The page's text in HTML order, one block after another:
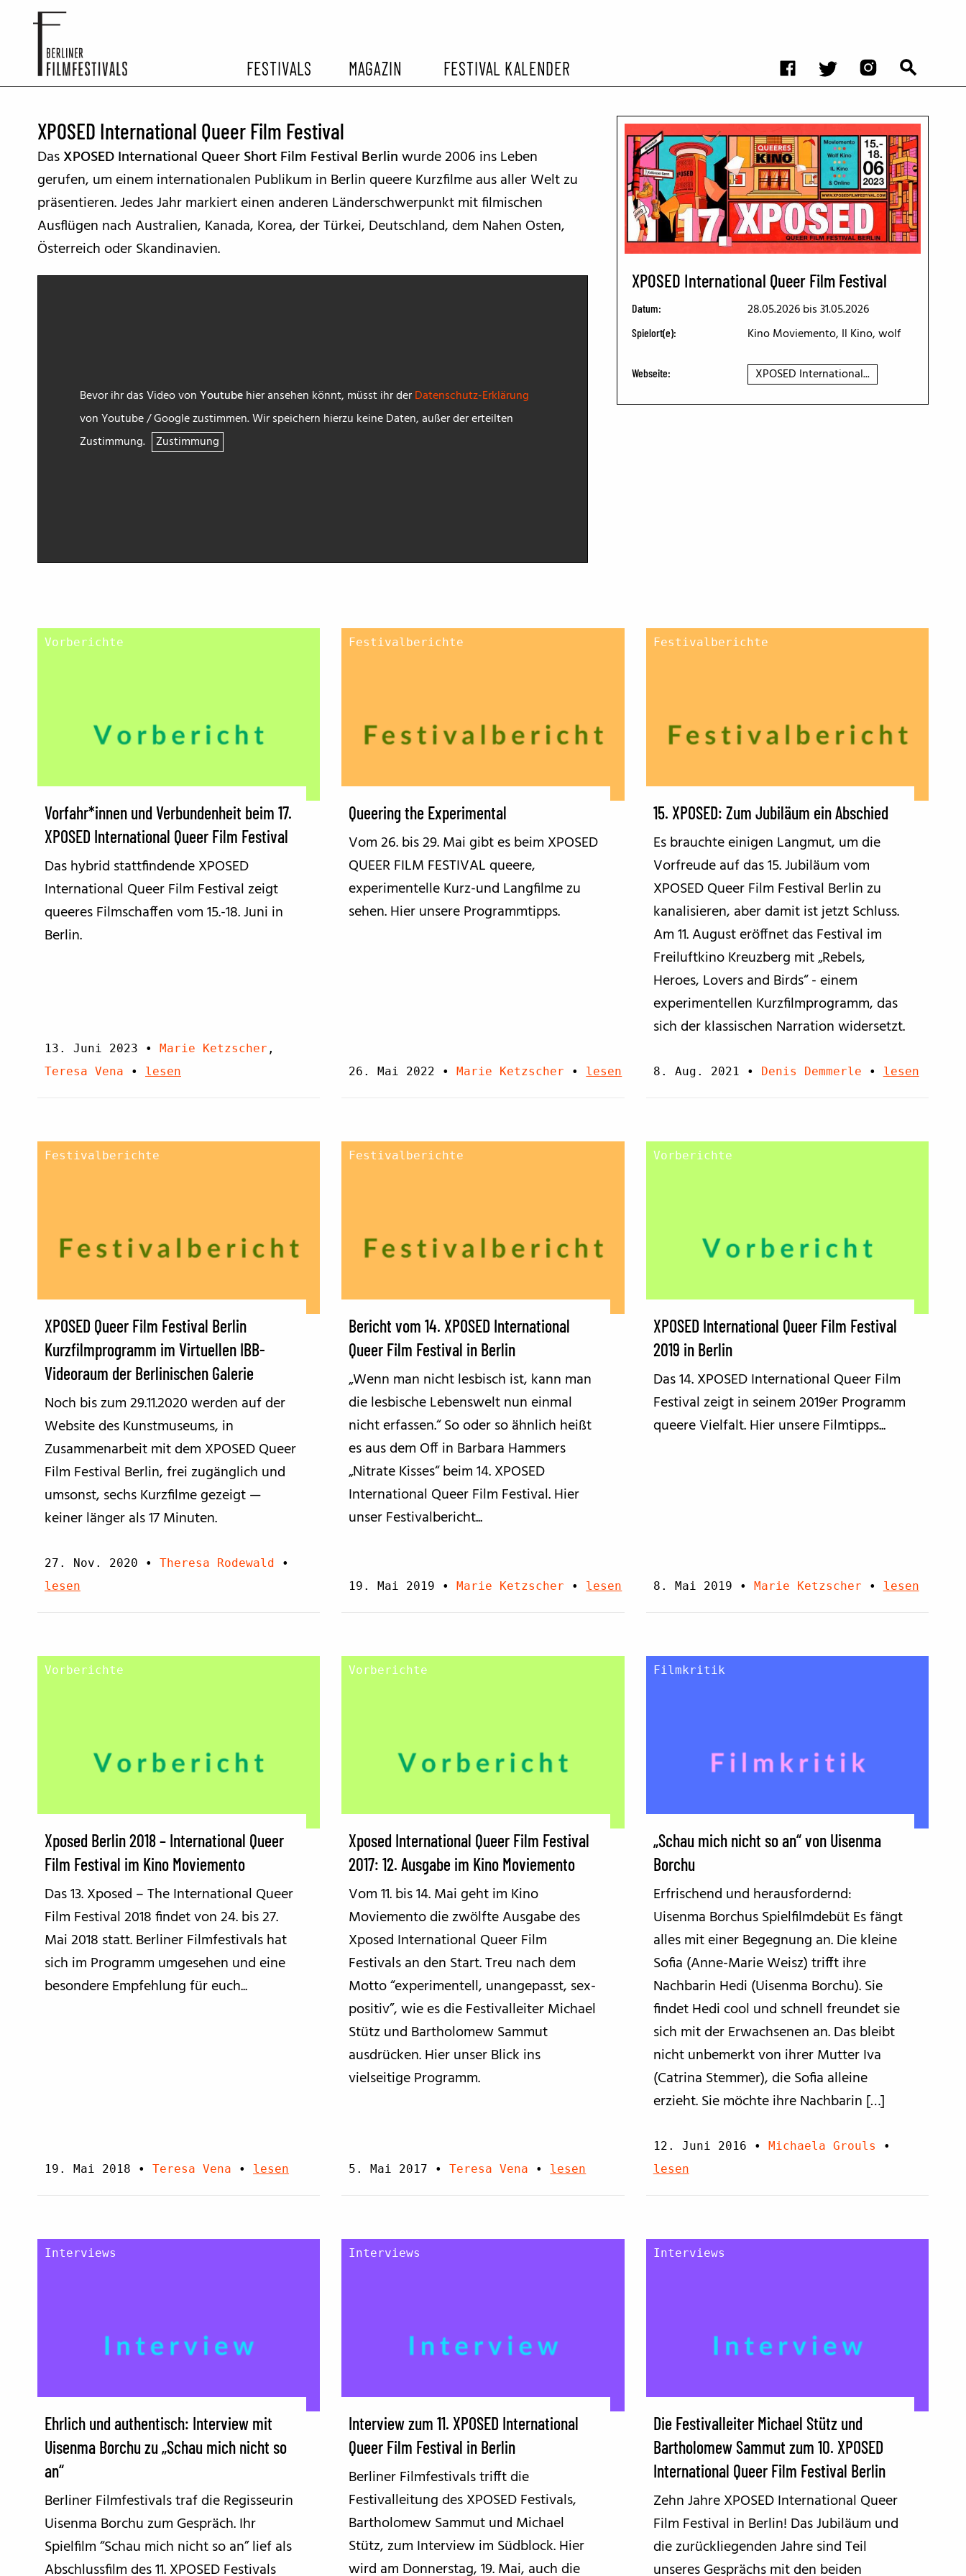
FESTIVALS
ARCHIV EHEMALIGER FILMFESTIVALS
MAGAZIN
FESTIVALBERICHTE
INTERVIEWS
FESTIVAL KALENDER
XPOSED International Queer Film Festival
DasXPOSED International Queer Short Film Festival Berlinwurde 2006 ins Leben
gerufen, um einem internationalen Publikum in Berlin queere Kurzfilme aus aller Welt zu
präsentieren. Jedes Jahr markiert einen anderen Länderschwerpunkt mit filmischen
Ausflügen nach Australien, Kanada, Korea, der Türkei, Deutschland, dem Nahen Osten,
Österreich oder Skandinavien.
Bevor ihr das Video vonYoutubehier ansehen könnt, müsst ihr derDatenschutz-Erklärung
von Youtube / Google zustimmen. Wir speichern hierzu keine Daten, außer der erteilten
Zustimmung. Zustimmung
XPOSED International Queer Film Festival
Datum: 28.05.2026bis 31.05.2026
Spielort(e): Kino Moviemento, Il Kino, wolf
Webseite: XPOSED International...
Vorberichte
Vorfahr*innen und Verbundenheit beim 17.
XPOSED International Queer Film Festival
Das hybrid stattfindende XPOSED
International Queer Film Festival zeigt
queeres Filmschaffen vom 15.-18. Juni in
Berlin.
13. Juni 2023 • Marie Ketzscher ,
Teresa Vena
• lesen
Festivalberichte
Queering the Experimental
Vom 26. bis 29. Mai gibt es beim XPOSED
QUEER FILM FESTIVAL queere,
experimentelle Kurz-und Langfilme zu
sehen. Hier unsere Programmtipps.
26. Mai 2022 • Marie Ketzscher • lesen
Festivalberichte
15. XPOSED: Zum Jubiläum ein Abschied
Es brauchte einigen Langmut, um die
Vorfreude auf das 15. Jubiläum vom
XPOSED Queer Film Festival Berlin zu
kanalisieren, aber damit ist jetzt Schluss.
Am 11. August eröffnet das Festival im
Freiluftkino Kreuzberg mit „Rebels,
Heroes, Lovers and Birds“ - einem
experimentellen Kurzfilmprogramm, das
sich der klassischen Narration widersetzt.
8. Aug. 2021 • Denis Demmerle • lesen
Festivalberichte
XPOSED Queer Film Festival Berlin
Kurzfilmprogramm im Virtuellen IBB-
Videoraum der Berlinischen Galerie
Noch bis zum 29.11.2020 werden auf der
Website des Kunstmuseums, in
Zusammenarbeit mit dem XPOSED Queer
Film Festival Berlin, frei zugänglich und
umsonst, sechs Kurzfilme gezeigt —
keiner länger als 17 Minuten.
27. Nov. 2020 • Theresa Rodewald
•
lesen
Festivalberichte
Bericht vom 14. XPOSED International
Queer Film Festival in Berlin
„Wenn man nicht lesbisch ist, kann man
die lesbische Lebenswelt nun einmal
nicht erfassen.“ So oder so ähnlich heißt
es aus dem Off in Barbara Hammers
„Nitrate Kisses“ beim 14. XPOSED
International Queer Film Festival. Hier
unser Festivalbericht...
19. Mai 2019 • Marie Ketzscher • lesen
Vorberichte
XPOSED International Queer Film Festival
2019 in Berlin
Das 14. XPOSED International Queer Film
Festival zeigt in seinem 2019er Programm
queere Vielfalt. Hier unsere Filmtipps...
8. Mai 2019 • Marie Ketzscher • lesen
Vorberichte
Xposed Berlin 2018 – International Queer
Film Festival im Kino Moviemento
Das 13. Xposed – The International Queer
Film Festival 2018 findet von 24. bis 27.
Mai 2018 statt. Berliner Filmfestivals hat
sich im Programm umgesehen und eine
besondere Empfehlung für euch...
19. Mai 2018 • Teresa Vena • lesen
Vorberichte
Xposed International Queer Film Festival
2017: 12. Ausgabe im Kino Moviemento
Vom 11. bis 14. Mai geht im Kino
Moviemento die zwölfte Ausgabe des
Xposed International Queer Film
Festivals an den Start. Treu nach dem
Motto “experimentell, unangepasst, sex-
positiv”, wie es die Festivalleiter Michael
Stütz und Bartholomew Sammut
ausdrücken. Hier unser Blick ins
vielseitige Programm.
5. Mai 2017 • Teresa Vena • lesen
Filmkritik
„Schau mich nicht so an“ von Uisenma
Borchu
Erfrischend und herausfordernd:
Uisenma Borchus Spielfilmdebüt Es fängt
alles mit einer Begegnung an. Die kleine
Sofia (Anne-Marie Weisz) trifft ihre
Nachbarin Hedi (Uisenma Borchu). Sie
findet Hedi cool und schnell freundet sie
sich mit der Erwachsenen an. Das bleibt
nicht unbemerkt von ihrer Mutter Iva
(Catrina Stemmer), die Sofia alleine
erzieht. Sie möchte ihre Nachbarin […]
12. Juni 2016 • Michaela Grouls
•
lesen
Interviews
Ehrlich und authentisch: Interview mit
Uisenma Borchu zu „Schau mich nicht so
an“
Berliner Filmfestivals traf die Regisseurin
Uisenma Borchu zum Gespräch. Ihr
Spielfilm “Schau mich nicht so an” lief als
Abschlussfilm des 11. XPOSED Festivals
Interviews
Interview zum 11. XPOSED International
Queer Film Festival in Berlin
Berliner Filmfestivals trifft die
Festivalleitung des XPOSED Festivals,
Bartholomew Sammut und Michael
Stütz, zum Interview im Südblock. Hier
wird am Donnerstag, 19. Mai, auch die
Interviews
Die Festivalleiter Michael Stütz und
Bartholomew Sammut zum 10. XPOSED
International Queer Film Festival Berlin
Zehn Jahre XPOSED International Queer
Film Festival in Berlin! Das Jubiläum und
die zurückliegenden Jahre sind Teil
unseres Gesprächs mit den beiden